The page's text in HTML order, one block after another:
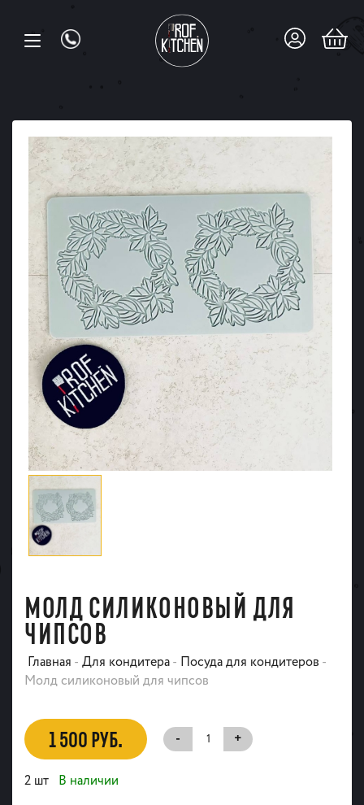
МОЛД СИЛИКОНОВЫЙ ДЛЯ
ЧИПСОВ
Главная - Для кондитера- Посуда для кондитеров -
Молд силиконовый для чипсов
1 500 РУБ. - +
2 шт В наличии